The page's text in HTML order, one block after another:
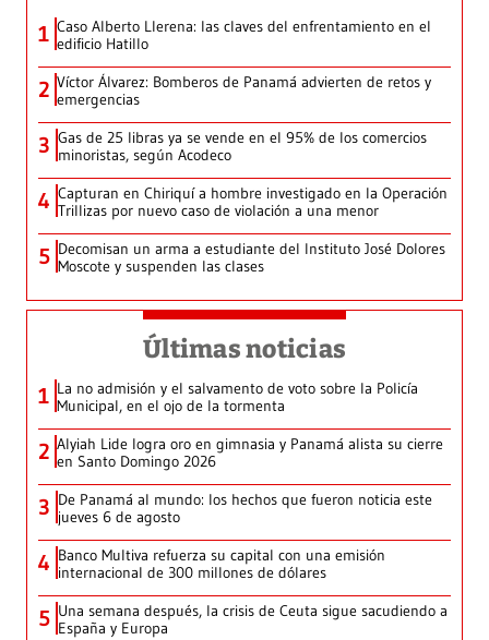
1 Caso Alberto Llerena: las claves del enfrentamiento en el
edificio Hatillo
2 Víctor Álvarez: Bomberos de Panamá advierten de retos y
emergencias
3 Gas de 25 libras ya se vende en el 95% de los comercios
minoristas, según Acodeco
4 Capturan en Chiriquí a hombre investigado en la Operación
Trillizas por nuevo caso de violación a una menor
5 Decomisan un arma a estudiante del Instituto José Dolores
Moscote y suspenden las clases
Últimas noticias
1 La no admisión y el salvamento de voto sobre la Policía
Municipal, en el ojo de la tormenta
2 Alyiah Lide logra oro en gimnasia y Panamá alista su cierre
en Santo Domingo 2026
3 De Panamá al mundo: los hechos que fueron noticia este
jueves 6 de agosto
4 Banco Multiva refuerza su capital con una emisión
internacional de 300 millones de dólares
5 Una semana después, la crisis de Ceuta sigue sacudiendo a
España y Europa